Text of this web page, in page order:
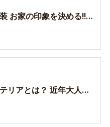
屋根・外装 お家の印象を決める!! 設計士に頼り切らないための基礎
北欧インテリアとは？ 近年大人気のスタイル！ だからこそ知って欲しい北欧テイストの基礎